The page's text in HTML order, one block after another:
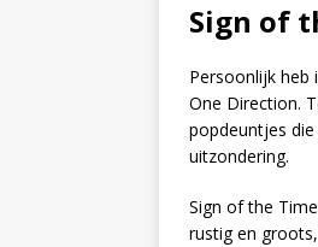
Sign of
Persoonlijk heb
One Direction.
popdeuntjes
uitzondering.
Sign of the
rustig en